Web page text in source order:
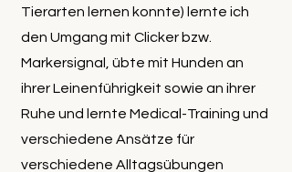
Tierarten lernen konnte) lernte ich
den Umgang mit Clicker bzw.
Markersignal, übte mit Hunden an
ihrer Leinenführigkeit sowie an ihrer
Ruhe und lernte Medical-Training und
verschiedene Ansätze für
verschiedene Alltagsübungen